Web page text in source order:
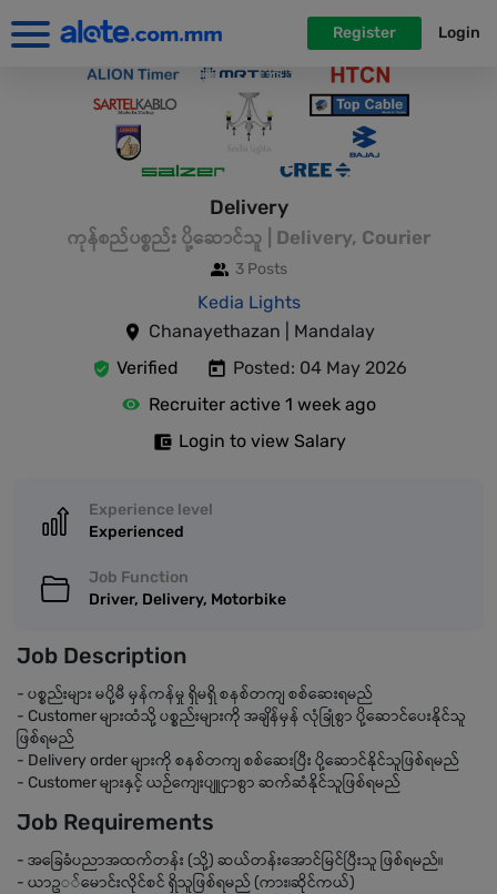
Register Login
Delivery
ကုန်စည်ပစ္စည်း ပို့ဆောင်သူ | Delivery, Courier
3 Posts
Kedia Lights
Chanayethazan | Mandalay
Verified
Posted: 04 May 2026
Recruiter active 1 week ago
Login to view Salary
Experience level
Experienced
Job Function
Driver, Delivery, Motorbike
Job Description
- ပစ္စည်းများ မပို့မီ မှန်ကန်မှု ရှိမရှိ စနစ်တကျ စစ်ဆေးရမည်
- Customer များထံသို့ ပစ္စည်းများကို အချိန်မှန် လုံခြုံစွာ ပို့ဆောင်ပေးနိုင်သူ
ဖြစ်ရမည်
- Delivery order များကို စနစ်တကျ စစ်ဆေးပြီး ပို့ဆောင်နိုင်သူဖြစ်ရမည်
- Customer များနှင့် ယဉ်ကျေးပျူငှာစွာ ဆက်ဆံနိုင်သူဖြစ်ရမည်
Job Requirements
- အခြေခံပညာအထက်တန်း (သို့) ဆယ်တန်းအောင်မြင်ပြီးသူ ဖြစ်ရမည်။
- ယာဥ◌်မောင်းလိုင်စင် ရှိသူဖြစ်ရမည် (ကား၊ဆိုင်ကယ်)